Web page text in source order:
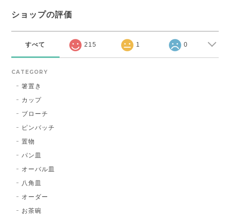
ショップの評価
すべて 215 1 0
CATEGORY
箸置き
カップ
ブローチ
ピンバッチ
置物
パン皿
オーバル皿
八角皿
オーダー
お茶碗